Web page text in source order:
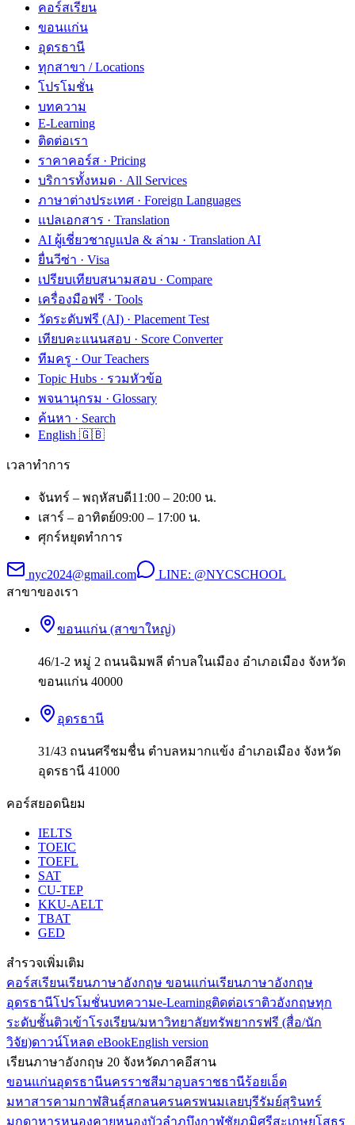
คอร์สเรียน
ขอนแก่น
อุดรธานี
ทุกสาขา / Locations
โปรโมชั่น
บทความ
E-Learning
ติดต่อเรา
ราคาคอร์ส · Pricing
บริการทั้งหมด · All Services
ภาษาต่างประเทศ · Foreign Languages
แปลเอกสาร · Translation
AI ผู้เชี่ยวชาญแปล & ล่าม · Translation AI
ยื่นวีซ่า · Visa
เปรียบเทียบสนามสอบ · Compare
เครื่องมือฟรี · Tools
วัดระดับฟรี (AI) · Placement Test
เทียบคะแนนสอบ · Score Converter
ทีมครู · Our Teachers
Topic Hubs · รวมหัวข้อ
พจนานุกรม · Glossary
ค้นหา · Search
English 🇬🇧
เวลาทำการ
จันทร์ – พฤหัสบดี11:00 – 20:00 น.
เสาร์ – อาทิตย์09:00 – 17:00 น.
ศุกร์หยุดทำการ
nyc2024@gmail.com LINE: @NYCSCHOOL
สาขาของเรา
ขอนแก่น (สาขาใหญ่)
46/1-2 หมู่ 2 ถนนฉิมพลี ตำบลในเมือง อำเภอเมือง จังหวัด
ขอนแก่น 40000
อุดรธานี
31/43 ถนนศรีชมชื่น ตำบลหมากแข้ง อำเภอเมือง จังหวัด
อุดรธานี 41000
คอร์สยอดนิยม
IELTS
TOEIC
TOEFL
SAT
CU-TEP
KKU-AELT
TBAT
GED
สำรวจเพิ่มเติม
คอร์สเรียนเรียนภาษาอังกฤษ ขอนแก่นเรียนภาษาอังกฤษ
อุดรธานีโปรโมชั่นบทความe-Learningติดต่อเราติวอังกฤษทุก
ระดับชั้นติวเข้าโรงเรียน/มหาวิทยาลัยทรัพยากรฟรี (สื่อ/นัก
วิจัย)ดาวน์โหลด eBookEnglish version
เรียนภาษาอังกฤษ 20 จังหวัดภาคอีสาน
ขอนแก่นอุดรธานีนครราชสีมาอุบลราชธานีร้อยเอ็ด
มหาสารคามกาฬสินธุ์สกลนครนครพนมเลยบุรีรัมย์สุรินทร์
มุกดาหารหนองคายหนองบัวลำภูบึงกาฬชัยภูมิศรีสะเกษยโสธร